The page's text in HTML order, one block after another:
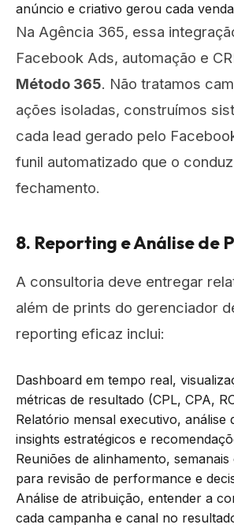
anúncio e criativo gerou cada venda
Na Agência 365, essa
Facebook Ads, automação e
Método 365. Não tratamos
ações isoladas, construímos
cada lead gerado pelo
funil automatizado que o
fechamento.
8. Reporting e Análise de
A consultoria deve entregar
além de prints do gerenciador
reporting eficaz inclui:
Dashboard em tempo real,
métricas de resultado (CPL, CPA,
Relatório mensal executivo, análise
insights estratégicos e
Reuniões de alinhamento,
para revisão de performance e
Análise de atribuição, entender a
cada campanha e canal no